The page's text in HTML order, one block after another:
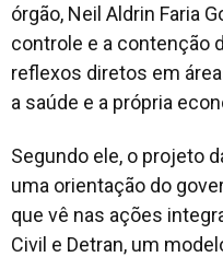
órgão, Neil Aldrin Faria
controle e a contenção
reflexos diretos em
a saúde e a própria
Segundo ele, o projeto
uma orientação do
que vê nas ações
Civil e Detran, um